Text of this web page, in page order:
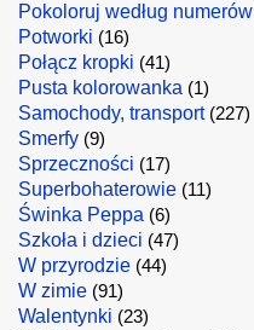
Pokoloruj według numerów
Potworki (16)
Połącz kropki (41)
Pusta kolorowanka (1)
Samochody, transport(227)
Smerfy (9)
Sprzeczności (17)
Superbohaterowie (11)
Świnka Peppa (6)
Szkoła i dzieci (47)
W przyrodzie (44)
W zimie (91)
Walentynki (23)